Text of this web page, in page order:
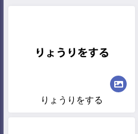
りょうりをする